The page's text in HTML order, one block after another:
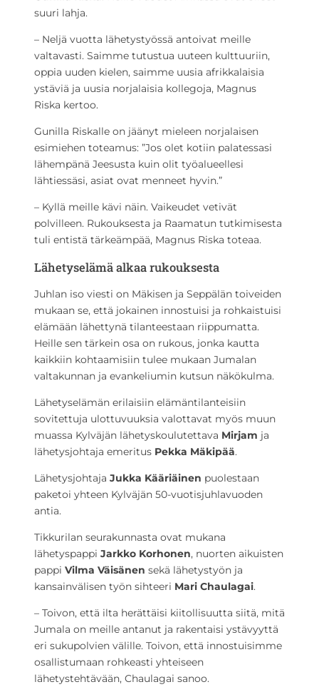
suuri lahja.
– Neljä vuotta lähetystyössä antoivat meille
valtavasti. Saimme tutustua uuteen kulttuuriin,
oppia uuden kielen, saimme uusia afrikkalaisia
ystäviä ja uusia norjalaisia kollegoja, Magnus
Riska kertoo.
Gunilla Riskalle on jäänyt mieleen norjalaisen
esimiehen toteamus: ”Jos olet kotiin palatessasi
lähempänä Jeesusta kuin olit työalueellesi
lähtiessäsi, asiat ovat menneet hyvin.”
– Kyllä meille kävi näin. Vaikeudet vetivät
polvilleen. Rukouksesta ja Raamatun tutkimisesta
tuli entistä tärkeämpää, Magnus Riska toteaa.
Lähetyselämä alkaa rukouksesta
Juhlan iso viesti on Mäkisen ja Seppälän toiveiden
mukaan se, että jokainen innostuisi ja rohkaistuisi
elämään lähettynä tilanteestaan riippumatta.
Heille sen tärkein osa on rukous, jonka kautta
kaikkiin kohtaamisiin tulee mukaan Jumalan
valtakunnan ja evankeliumin kutsun näkökulma.
Lähetyselämän erilaisiin elämäntilanteisiin
sovitettuja ulottuvuuksia valottavat myös muun
muassa Kylväjän lähetyskoulutettava Mirjam ja
lähetysjohtaja emeritus Pekka Mäkipää.
Lähetysjohtaja Jukka Kääriäinen puolestaan
paketoi yhteen Kylväjän 50-vuotisjuhlavuoden
antia.
Tikkurilan seurakunnasta ovat mukana
lähetyspappi Jarkko Korhonen, nuorten aikuisten
pappi Vilma Väisänen sekä lähetystyön ja
kansainvälisen työn sihteeri Mari Chaulagai.
– Toivon, että ilta herättäisi kiitollisuutta siitä, mitä
Jumala on meille antanut ja rakentaisi ystävyyttä
eri sukupolvien välille. Toivon, että innostuisimme
osallistumaan rohkeasti yhteiseen
lähetystehtävään, Chaulagai sanoo.